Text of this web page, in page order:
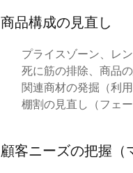
商品構成の見直し
プライスゾーン、レ
死に筋の排除、商品
関連商材の発掘（利用
棚割の見直し（フェ
顧客ニーズの把握（